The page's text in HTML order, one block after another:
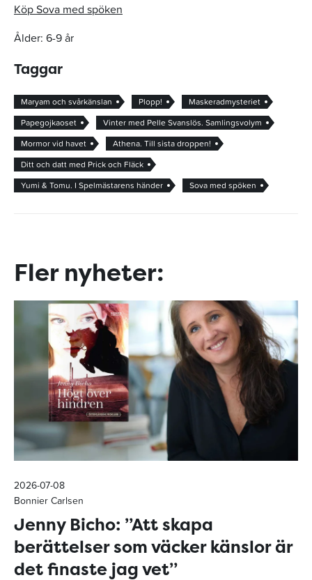
Köp Sova med spöken
Ålder: 6-9 år
Taggar
Maryam och svårkänslan Plopp!
Maskeradmysteriet
Papegojkaoset
Vinter med Pelle Svanslös. Samlingsvolym
Mormor vid havet
Athena. Till sista droppen!
Ditt och datt med Prick och Fläck
Yumi & Tomu. I Spelmästarens händer
Sova med spöken
Fler nyheter:
2026-07-08
Bonnier Carlsen
Jenny Bicho: ”Att skapa
berättelser som väcker känslor är
det finaste jag vet”